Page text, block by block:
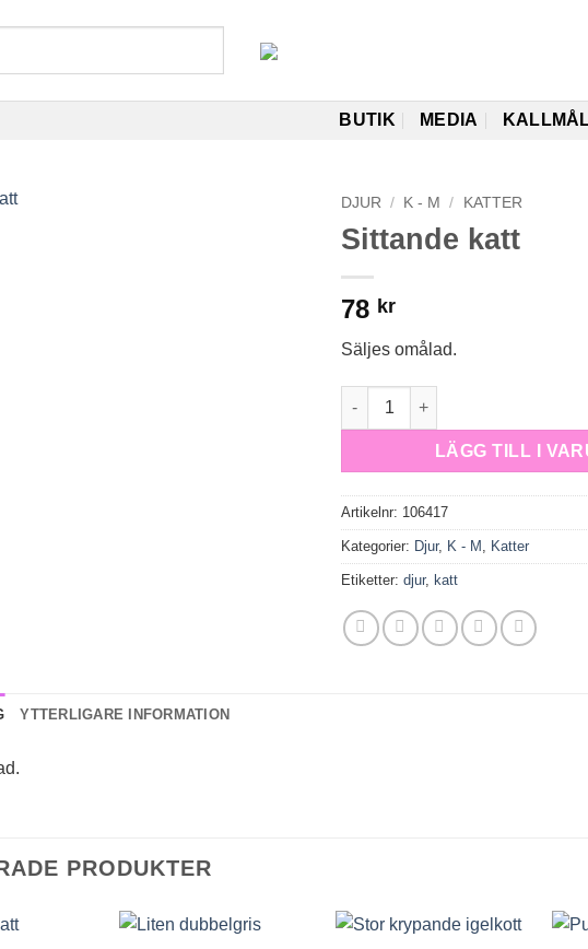
BUTIK MEDIA
DJUR / K - M / KATTER
Sittande katt
78 kr
Säljes omålad.
Sittande katt mängd
LÄGG TILL I
Artikelnr: 106417
Kategorier: Djur, K - M Katter
Etiketter:djur,katt
YTTERLIGARE INFORMATION
PRODUKTER